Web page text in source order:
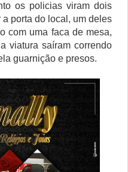
os policias viram dois
porta do local, um deles
com uma faca de mesa,
viatura saíram correndo
guarnição e presos.